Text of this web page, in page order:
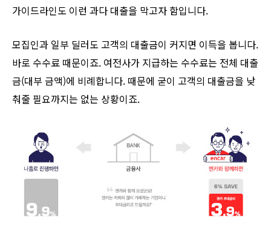
가이드라인도 이런 과다 대출을 막고자 함입니다.
모집인과 일부 딜러도 고객의 대출금이 커지면 이득을 봅니다.
바로 수수료 때문이죠. 여전사가 지급하는 수수료는 전체 대출
금(대부 금액)에 비례합니다. 때문에 굳이 고객의 대출금을 낮
춰줄 필요까지는 없는 상황이죠.